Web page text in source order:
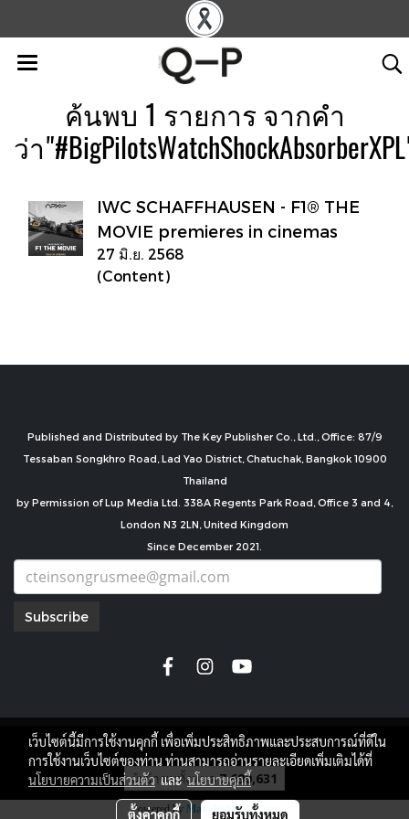
ค้นพบ 1 รายการ จากคำ
ว่า
IWC SCHAFFHAUSEN - F1® THE
MOVIE premieres in cinemas
27 มิ.ย. 2568
(Content)
Published and Distributed by The Key Publisher Co., Ltd., Office: 87/9
Tessaban Songkhro Road, Lad Yao District, Chatuchak, Bangkok 10900
Thailand
by Permission of Lup Media Ltd. 338A Regents Park Road, Office 3 and 4,
London N3 2LN, United Kingdom
Since December 2021.
Subscribe
copyright by
ผู้เข้าชมทั้งหมด7,690,631
Powered by MakeWebEasy.com
เว็บไซต์นี้มีการใช้งานคุกกี้ เพื่อเพิ่มประสิทธิภาพและประสบการณ์ที่ดีใน
การใช้งานเว็บไซต์ของท่าน ท่านสามารถอ่านรายละเอียดเพิ่มเติมได้ที่
นโยบายความเป็นส่วนตัวและนโยบายคุกกี้
ตั้งค่าคุกกี้ ยอมรับทั้งหมด